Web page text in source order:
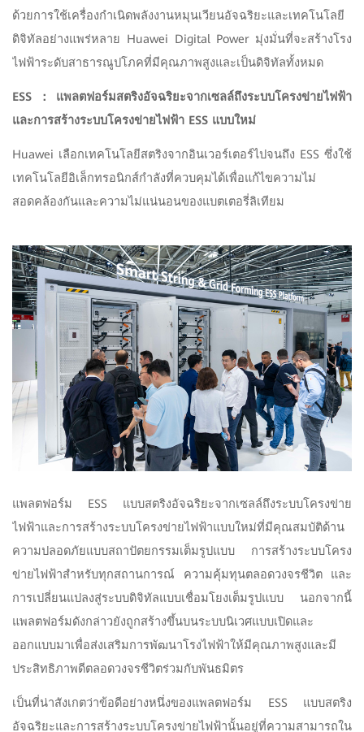
ด้วยการใช้เครื่องกำเนิดพลังงานหมุนเวียนอัจฉริยะและเทคโนโลยี
ดิจิทัลอย่างแพร่หลาย Huawei Digital Power มุ่งมั่นที่จะสร้างโรง
ไฟฟ้าระดับสาธารณูปโภคที่มีคุณภาพสูงและเป็นดิจิทัลทั้งหมด
ESS：แพลตฟอร์มสตริงอัจฉริยะจากเซลล์ถึงระบบโครงข่ายไฟฟ้า
และการสร้างระบบโครงข่ายไฟฟ้า ESS แบบใหม่
Huawei เลือกเทคโนโลยีสตริงจากอินเวอร์เตอร์ไปจนถึง ESS ซึ่งใช้
เทคโนโลยีอิเล็กทรอนิกส์กำลังที่ควบคุมได้เพื่อแก้ไขความไม่
สอดคล้องกันและความไม่แน่นอนของแบตเตอรี่ลิเทียม
แพลตฟอร์ม ESS แบบสตริงอัจฉริยะจากเซลล์ถึงระบบโครงข่าย
ไฟฟ้าและการสร้างระบบโครงข่ายไฟฟ้าแบบใหม่ที่มีคุณสมบัติด้าน
ความปลอดภัยแบบสถาปัตยกรรมเต็มรูปแบบ การสร้างระบบโครง
ข่ายไฟฟ้าสำหรับทุกสถานการณ์ ความคุ้มทุนตลอดวงจรชีวิต และ
การเปลี่ยนแปลงสู่ระบบดิจิทัลแบบเชื่อมโยงเต็มรูปแบบ นอกจากนี้
แพลตฟอร์มดังกล่าวยังถูกสร้างขึ้นบนระบบนิเวศแบบเปิดและ
ออกแบบมาเพื่อส่งเสริมการพัฒนาโรงไฟฟ้าให้มีคุณภาพสูงและมี
ประสิทธิภาพดีตลอดวงจรชีวิตร่วมกับพันธมิตร
เป็นที่น่าสังเกตว่าข้อดีอย่างหนึ่งของแพลตฟอร์ม ESS แบบสตริง
อัจฉริยะและการสร้างระบบโครงข่ายไฟฟ้านั้นอยู่ที่ความสามารถใน